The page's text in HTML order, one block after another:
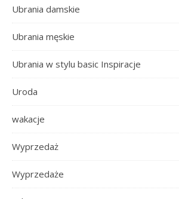
Ubrania damskie
Ubrania męskie
Ubrania w stylu basic Inspiracje
Uroda
wakacje
Wyprzedaż
Wyprzedaże